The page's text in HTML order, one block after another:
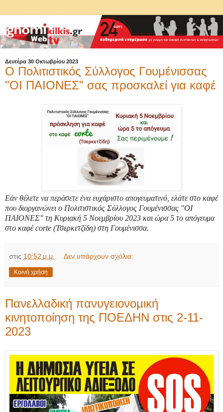
Δευτέρα 30 Οκτωβρίου 2023
Ο Πολιτιστικός Σύλλογος Γουμένισσας
"ΟΙ ΠΑΙΟΝΕΣ" σας προσκαλεί για καφέ
Εάν θέλετε να περάσετε ένα ευχάριστο απογευματινό, ελάτε στο καφέ
που διοργανώνει ο Πολιτιστικός Σύλλογος Γουμένισσας "ΟΙ
ΠΑΙΟΝΕΣ" τη Κυριακή 5 Νοεμβρίου 2023 και ώρα 5 το απόγευμα
στο καφέ corte (Τσερκετζίδη) στη Γουμένισσα.
στις 10:52 μ.μ. Δεν υπάρχουν σχόλια:
Κοινή χρήση
Πανελλαδική πανυγειονομική
κινητοποίηση της ΠΟΕΔΗΝ στις 2-11-
2023